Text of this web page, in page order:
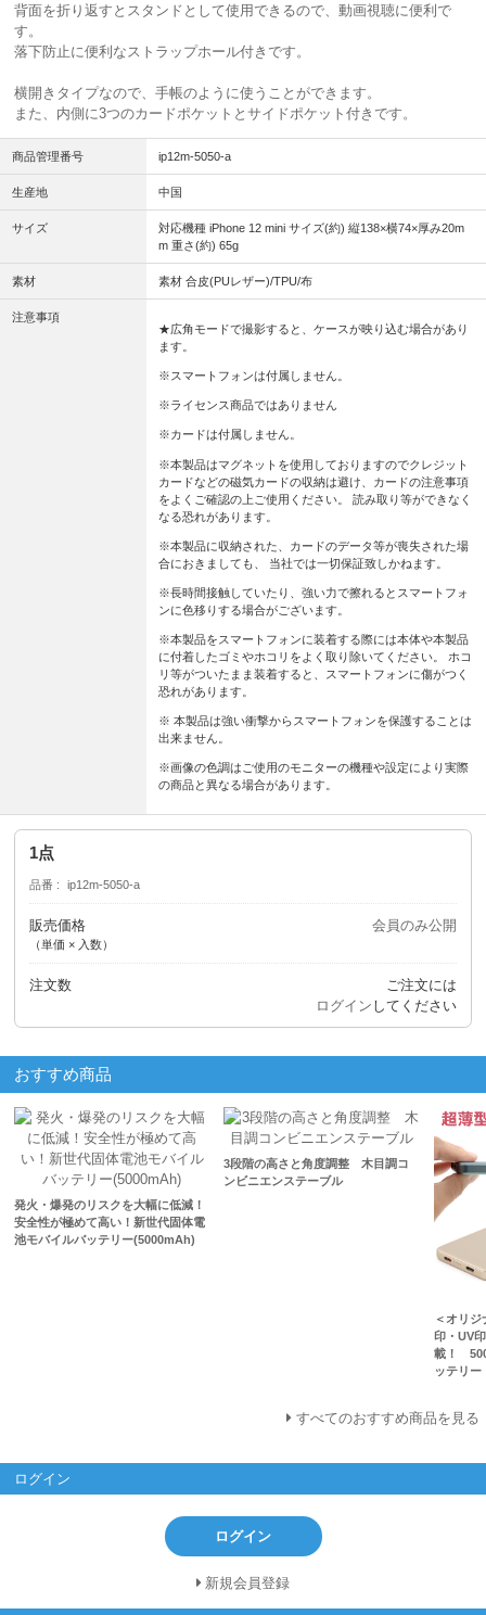
背面を折り返すとスタンドとして使用できるので、動画視聴に便利で
す。
落下防止に便利なストラップホール付きです。
横開きタイプなので、手帳のように使うことができます。
また、内側に3つのカードポケットとサイドポケット付きです。
商品管理番号 ip12m-5050-a
生産地 中国
サイズ
対応機種 iPhone 12 mini サイズ(約) 縦138×横74×厚み20m
m 重さ(約) 65g
素材 素材 合皮(PUレザー)/TPU/布
注意事項
★広角モードで撮影すると、ケースが映り込む場合があり
ます。
※スマートフォンは付属しません。
※ライセンス商品ではありません
※カードは付属しません。
※本製品はマグネットを使用しておりますのでクレジット
カードなどの磁気カードの収納は避け、カードの注意事項
をよくご確認の上ご使用ください。 読み取り等ができなく
なる恐れがあります。
※本製品に収納された、カードのデータ等が喪失された場
合におきましても、 当社では一切保証致しかねます。
※長時間接触していたり、強い力で擦れるとスマートフォ
ンに色移りする場合がございます。
※本製品をスマートフォンに装着する際には本体や本製品
に付着したゴミやホコリをよく取り除いてください。 ホコ
リ等がついたまま装着すると、スマートフォンに傷がつく
恐れがあります。
※ 本製品は強い衝撃からスマートフォンを保護することは
出来ません。
※画像の色調はご使用のモニターの機種や設定により実際
の商品と異なる場合があります。
1点
品番 ip12m-5050-a
販売価格
（単価 × 入数）
会員のみ公開
注文数
ご注文には
ログイン してください
おすすめ商品
発火・爆発のリスクを大幅に低減！
安全性が極めて高い！新世代固体電
池モバイルバッテリー(5000mAh)
3段階の高さと角度調整 木目調コ
ンビニエンステーブル
＜オリ
印・UV
載！
ッテリー
すべてのおすすめ商品を見る
ログイン
ログイン
新規会員登録